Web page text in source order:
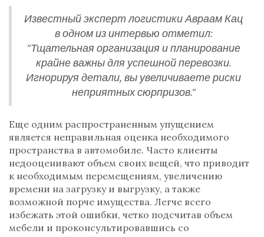
Известный эксперт логистики Авраам Кац
в одном из интервью отметил:
"Тщательная организация и планирование
крайне важны для успешной перевозки.
Игнорируя детали, вы увеличиваете риски
неприятных сюрпризов."
Еще одним распространенным упущением
является неправильная оценка необходимого
пространства в автомобиле. Часто клиенты
недооценивают объем своих вещей, что приводит
к необходимым перемещениям, увеличению
времени на загрузку и выгрузку, а также
возможной порче имущества. Легче всего
избежать этой ошибки, четко подсчитав объем
мебели и проконсультировавшись со